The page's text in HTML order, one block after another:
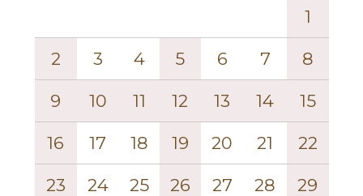
1
2 3 4 5 6 7 8
9 10 11 12 13 14 15
16 17 18 19 20 21 22
23 24 25 26 27 28 29